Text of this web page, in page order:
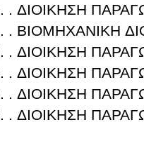
. ΔΙΟΙΚΗΣΗ
. ΒΙΟΜΗΧΑΝΙΚΗ
. ΔΙΟΙΚΗΣΗ
. ΔΙΟΙΚΗΣΗ
. ΔΙΟΙΚΗΣΗ
. ΔΙΟΙΚΗΣΗ